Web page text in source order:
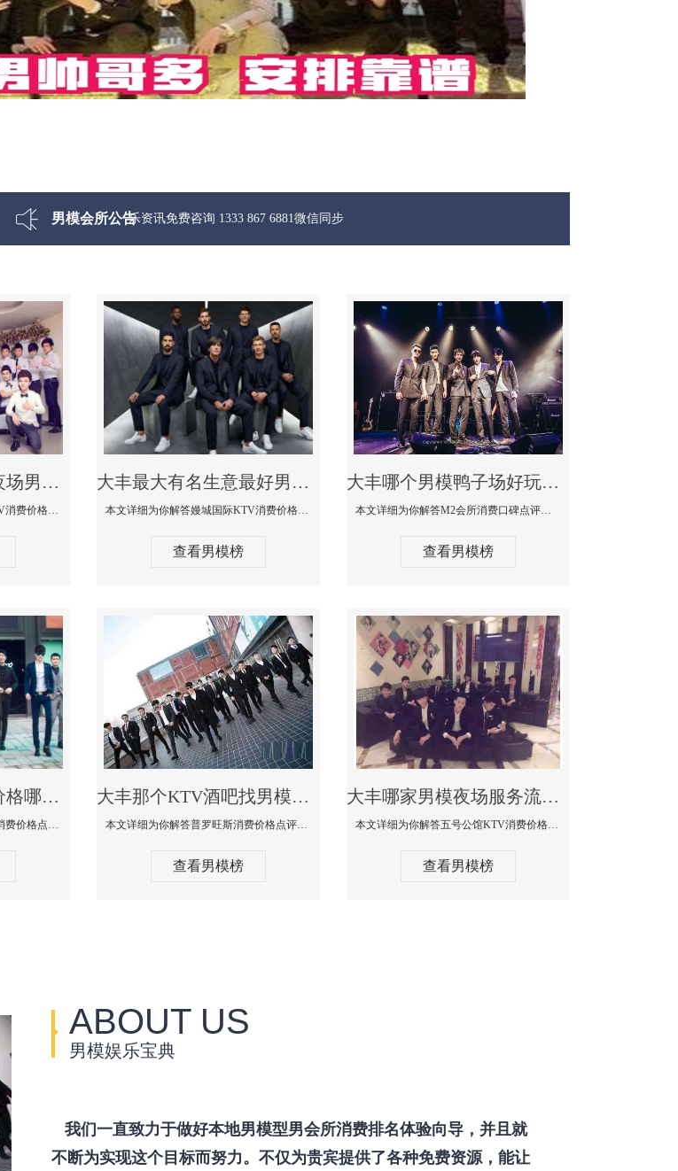
男模会所公告
最新男模娱乐资讯免费咨询 1333 867 6881微信同步
大丰哪个KTV酒吧夜场男模公关型男最帅-尚都国际KTV消费价格点评
本文详细为你解答尚都国际KTV消费价格点评，更多关于哪个KTV酒吧夜场男模公关型男最帅免费咨询1333 867 6881微信同步
大丰最大有名生意最好男模少爷场KTV体验-嫚城国际KTV消费价格点评
本文详细为你解答嫚城国际KTV消费价格口碑点评，更多关于最大有名生意最好男模少爷场KTV体验免费咨询1333 867 6881微信同步！
查看男模榜
大丰哪个男模鸭子场好玩陪酒服务好-M2会所KTV消费口碑点评
本文详细为你解答M2会所消费口碑点评，更多关于哪个男模鸭子场好玩陪酒服务好免费咨询1333 867 6881微信同步！
查看男模榜
大丰KTV男模小费价格哪家便宜-宝马会KTV消费口碑点评
本文详细为你解答宝马会KTV消费价格点评，更多关于KTV男模小费价格哪家便宜免费咨询1333 867 6881微信同步！
大丰那个KTV酒吧找男模帅哥男妓多-普罗旺斯KTV真实口碑点评
本文详细为你解答普罗旺斯消费价格点评，更多关于那个KTV酒吧找男模帅哥最多免费咨询1333 867 6881微信同步！
查看男模榜
大丰哪家男模夜场服务流程全面-五号公馆KTV消费价格点评
本文详细为你解答五号公馆KTV消费价格，更多关于哪家男模夜场服务流程全面免费咨询1333 867 6881微信同步！
查看男模榜
ABOUT US
男模娱乐宝典
我们一直致力于做好本地男模型男会所消费排名体验向导，并且就
不断为实现这个目标而努力。不仅为贵宾提供了各种免费资源，能让